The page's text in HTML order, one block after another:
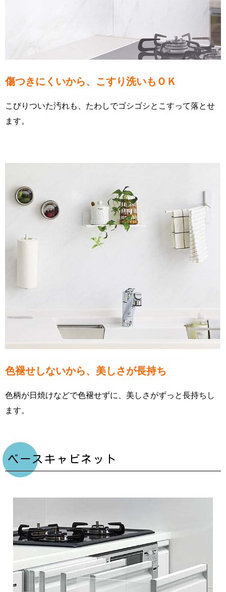
傷つきにくいから、こすり洗いもＯＫ
こびりついた汚れも、たわしでゴシゴシとこすって落とせ
ます。
色褪せしないから、美しさが長持ち
色柄が日焼けなどで色褪せずに、美しさがずっと長持ちし
ます。
ベースキャビネット